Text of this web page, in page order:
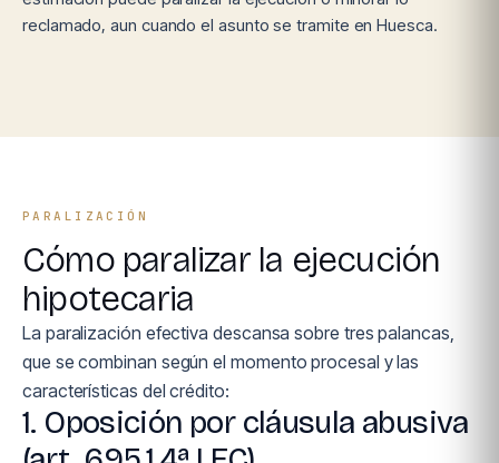
reclamado, aun cuando el asunto se tramite en Huesca.
PARALIZACIÓN
Cómo paralizar la ejecución
hipotecaria
La paralización efectiva descansa sobre tres palancas,
que se combinan según el momento procesal y las
características del crédito:
1. Oposición por cláusula abusiva